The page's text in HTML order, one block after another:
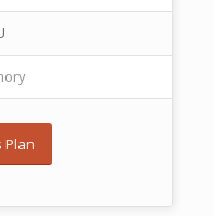
Plan